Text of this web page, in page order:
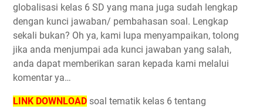
globalisasi kelas 6 SD yang mana juga sudah lengkap
dengan kunci jawaban/ pembahasan soal. Lengkap
sekali bukan? Oh ya, kami lupa menyampaikan, tolong
jika anda menjumpai ada kunci jawaban yang salah,
anda dapat memberikan saran kepada kami melalui
komentar ya…
LINK DOWNLOAD soal tematik kelas 6 tentang